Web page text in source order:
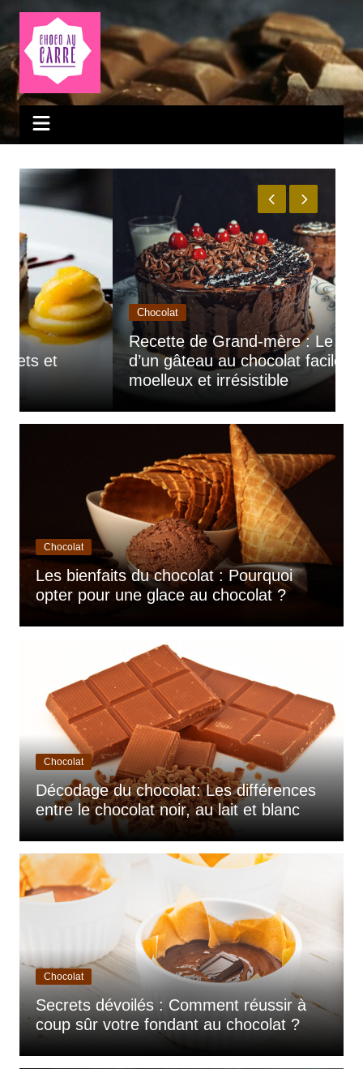
Aller
contenu
Chocolat
Recette de Grand-mère : Le secret
d’un gâteau au chocolat facile,
moelleux et irrésistible
Chocolat
Les bienfaits du chocolat : Pourquoi
opter pour une glace au chocolat ?
Chocolat
Décodage du chocolat: Les différences
entre le chocolat noir, au lait et blanc
Chocolat
Secrets dévoilés : Comment réussir à
coup sûr votre fondant au chocolat ?